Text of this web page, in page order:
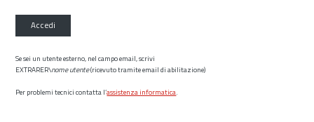
Accedi
Se sei un utente esterno, nel campo email, scrivi
EXTRARER\nome utente(ricevuto tramite email di abilitazione)
Per problemi tecnici contatta l’assistenza informatica.